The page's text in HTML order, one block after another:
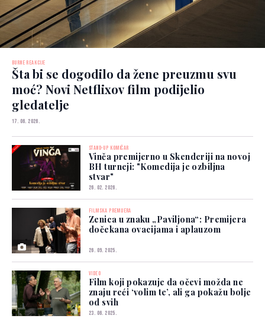
BURNE REAKCIJE
Šta bi se dogodilo da žene preuzmu svu
moć? Novi Netflixov film podijelio
gledatelje
17. 06. 2026.
STAND-UP KOMIČAR
Vinča premijerno u Skenderiji na novoj
BH turneji: "Komedija je ozbiljna
stvar"
26. 02. 2026.
FILMSKA PREMIJERA
Zenica u znaku „Paviljona“: Premijera
dočekana ovacijama i aplauzom
26. 09. 2025.
VIDEO
Film koji pokazuje da očevi možda ne
znaju reći ‘volim te’, ali ga pokažu bolje
od svih
23. 06. 2025.